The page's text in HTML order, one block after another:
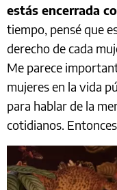
estás encerrada
tiempo, pensé que
derecho de cada
Me parece
mujeres en la vida
para hablar de la
cotidianos.